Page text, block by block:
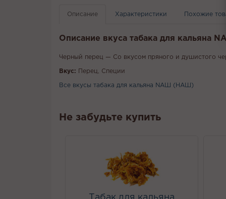
Описание Характеристики Похожие
Описание вкуса табака для
Черный перец — Со вкусом пряного и душистого
Вкус: Перец, Специи
Все вкусы табака для кальяна NАШ (НАШ)
Не забудьте купить